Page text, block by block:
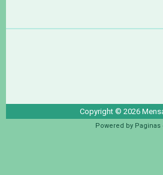
Copyright © 2026
Powered by Paginas